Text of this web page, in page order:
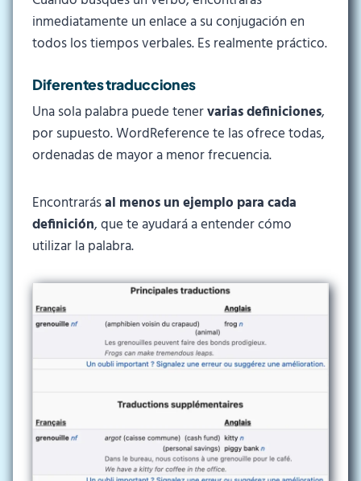
inmediatamente un enlace a su conjugación en
todos los tiempos verbales. Es realmente práctico.
Diferentes traducciones
Una sola palabra puede tenervarias definiciones,
por supuesto. WordReference te las ofrece todas,
ordenadas de mayor a menor frecuencia.
Encontrarásal menos un ejemplo para cada
definición, que te ayudará a entender cómo
utilizar la palabra.